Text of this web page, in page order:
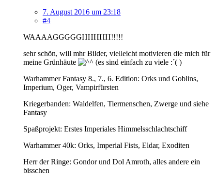
7. August 2016 um 23:18
#4
WAAAAGGGGGHHHHH!!!!!
sehr schön, will mhr Bilder, vielleicht motivieren die mich für
meine Grünhäute
(es sind einfach zu viele :´( )
Warhammer Fantasy 8., 7., 6. Edition: Orks und Goblins,
Imperium, Oger, Vampirfürsten
Kriegerbanden: Waldelfen, Tiermenschen, Zwerge und siehe
Fantasy
Spaßprojekt: Erstes Imperiales Himmelsschlachtschiff
Warhammer 40k: Orks, Imperial Fists, Eldar, Exoditen
Herr der Ringe: Gondor und Dol Amroth, alles andere ein
bisschen